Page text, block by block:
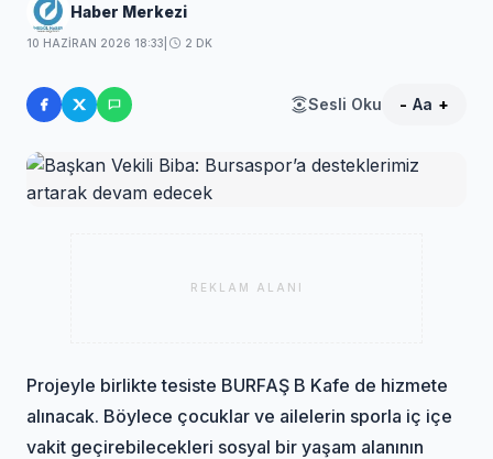
Haber Merkezi
10 HAZIRAN 2026 18:33 2 DK
Sesli Oku - Aa +
REKLAM ALANI
Projeyle birlikte tesiste BURFAŞ B Kafe de hizmete
alınacak. Böylece çocuklar ve ailelerin sporla iç içe
vakit geçirebilecekleri sosyal bir yaşam alanının